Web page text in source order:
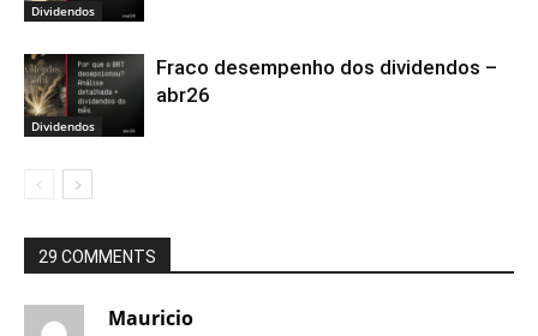
Dividendos
Dividendos
Fraco desempenho dos dividendos –
abr26
29 COMMENTS
Mauricio